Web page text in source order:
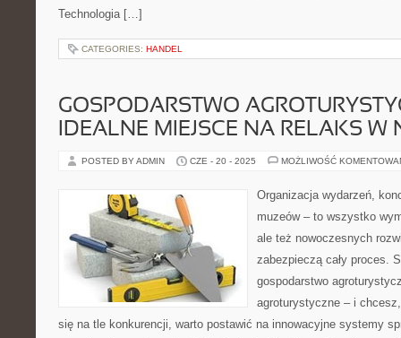
Technologia […]
CATEGORIES: HANDEL
GOSPODARSTWO
IDEALNE MIEJSCE NA RELAKS W
POSTED BY ADMIN CZE - 20 - 2025 MOŻLIWOŚĆ
Organizacja wydarzeń,
muzeów – to wszystko
ale też nowoczesnych
zabezpieczą cały proces.
gospodarstwo
agroturystyczne – i
się na tle konkurencji, warto postawić na innowacyjne systemy